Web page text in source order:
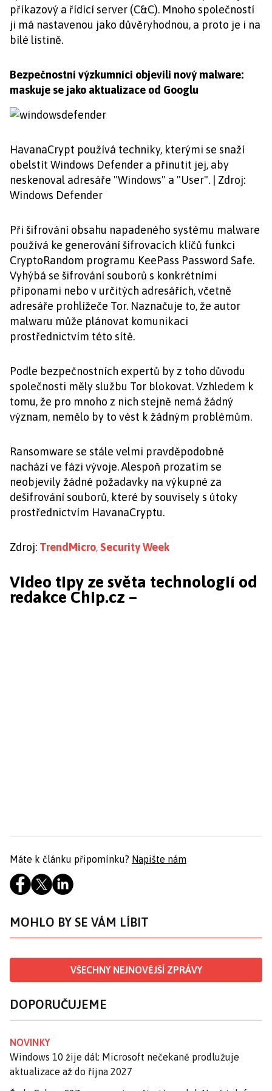
příkazový a řídící server (C&C). Mnoho společností
ji má nastavenou jako důvěryhodnou, a proto je i na
bílé listině.
Bezpečnostní výzkumníci objevili nový malware:
maskuje se jako aktualizace od Googlu
HavanaCrypt používá techniky, kterými se snaží
obelstít Windows Defender a přinutit jej, aby
neskenoval adresáře "Windows" a "User". | Zdroj:
Windows Defender
Při šifrování obsahu napadeného systému malware
používá ke generování šifrovacích klíčů funkci
CryptoRandom programu KeePass Password Safe.
Vyhýbá se šifrování souborů s konkrétními
příponami nebo v určitých adresářích, včetně
adresáře prohlížeče Tor. Naznačuje to, že autor
malwaru může plánovat komunikaci
prostřednictvím této sítě.
Podle bezpečnostních expertů by z toho důvodu
společnosti měly službu Tor blokovat. Vzhledem k
tomu, že pro mnoho z nich stejně nemá žádný
význam, nemělo by to vést k žádným problémům.
Ransomware se stále velmi pravděpodobně
nachází ve fázi vývoje. Alespoň prozatím se
neobjevily žádné požadavky na výkupné za
dešifrování souborů, které by souvisely s útoky
prostřednictvím HavanaCryptu.
Zdroj: TrendMicro, Security Week
Video tipy ze světa technologií od
redakce Chip.cz –
Máte k článku připomínku? Napište nám
MOHLO BY SE VÁM LÍBIT
VŠECHNY NEJNOVĚJŠÍ ZPRÁVY
DOPORUČUJEME
NOVINKY
Windows 10 žije dál: Microsoft nečekaně prodlužuje
aktualizace až do října 2027